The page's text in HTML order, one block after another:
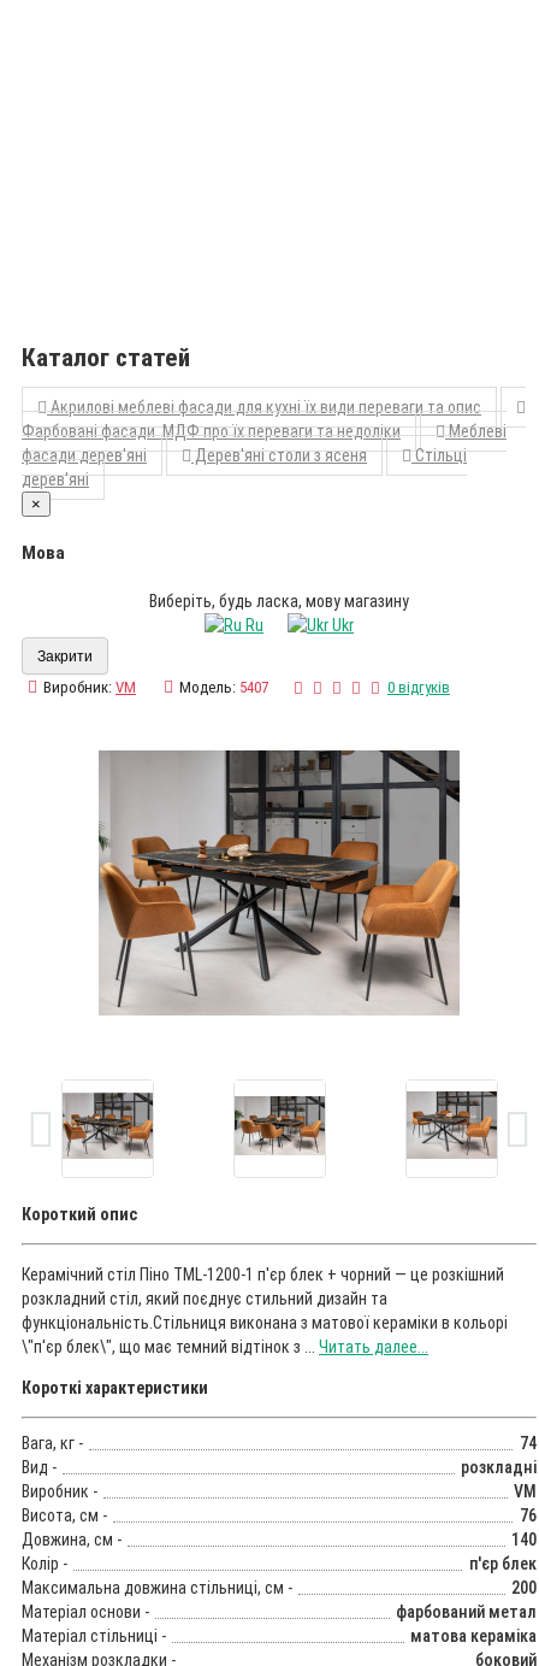
Каталог статей
Акрилові меблеві фасади для кухні їх види переваги та опис
Фарбовані фасади МДФ про їх переваги та недоліки
Меблеві
фасади дерев'яні
Дерев'яні столи з ясеня
Стільці
дерев'яні
×
Мова
Виберіть, будь ласка, мову магазину
Ru
Ukr
Закрити
Виробник: VM Модель: 5407 0 відгуків
Короткий опис
Керамічний стіл Піно TML-1200-1 п'єр блек + чорний — це розкішний
розкладний стіл, який поєднує стильний дизайн та
функціональність.Стільниця виконана з матової кераміки в кольорі
\"п'єр блек\", що має темний відтінок з ... Читать далее...
Короткі характеристики
Вага, кг -
74
Вид -
розкладні
Виробник -
VM
Висота, см -
76
Довжина, см -
140
Колір -
п'єр блек
Максимальна довжина стільниці, см -
200
Матеріал основи -
фарбований метал
Матеріал стільниці -
матова кераміка
Механізм розкладки -
боковий